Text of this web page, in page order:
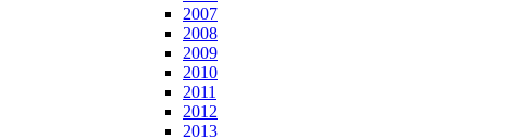
2007
2008
2009
2010
2011
2012
2013